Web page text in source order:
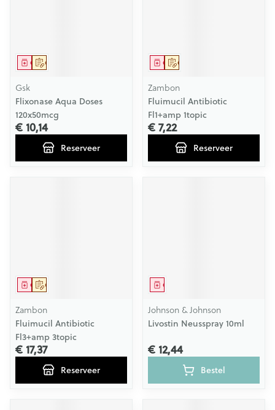
Op voorschrift
Geneesmiddel
Gsk
Flixonase Aqua Doses
120x50mcg
€ 10,14
Reserveer
Op voorschrift
Geneesmiddel
Zambon
Fluimucil Antibiotic
Fl1+amp 1topic
€ 7,22
Reserveer
Op voorschrift
Geneesmiddel
Zambon
Fluimucil Antibiotic
Fl3+amp 3topic
€ 17,37
Reserveer
Geneesmiddel
Johnson & Johnson
Livostin Neusspray 10ml
€ 12,44
Bestel